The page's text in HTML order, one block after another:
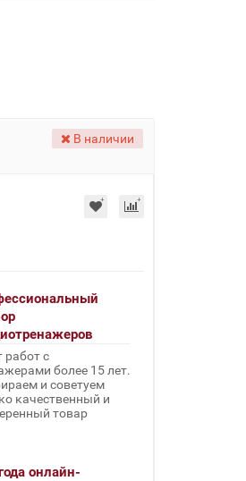
В наличии
с
более 15 лет.
и советуем
качественный и
товар
онлайн-